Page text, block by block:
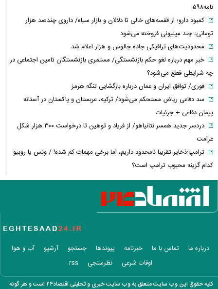
نامه۵۹۸
کمبود دارو؛ از قفسه‌های خالی تا دلالان و بازار سیاه/ داروی چندصد هزار
تومانی، چند میلیونی فروخته می‌شود
محدودیت‌های ترافیکی جاده چالوس و هزار اعلام شد
خبر مهم درباره لغو حکم بازنشستگی/ مستمری بازنشستگان تامین اجتماعی در
چه شرایطی قطع می‌شود؟
فوری/ توافق ایران و عمان درباره بازگشایی تنگه هرمز
سد دفاعی ریاض مستحکم می‌شود/ ترکیه، عربستان و پاکستان در آستانه
پیمان دفاعی + جرئیات
دردسر جدید همسر نتانیاهو/ از فریاد و توهین تا درخواست ۳۰۰ هزار شکل
غرامت
ترامپ:ذخایر تقریبا نامحدود داریم، اما برخی مهمات کم شده! / ونس یا روبیو
کدام گزینه محبوب ترامپ است؟
حزب قوات اللبنانیه؛ از همکاری با اسرائیل تا مخالفت با ایران / پرونده پیچیده
یک حزب مسیحی در بیروت
روایتی از ساختار تجارت غذایی / ایران با وجود خطر جنگ، چگونه امنیت
عجیب‌ترین داده‌های تورمی تاریخ ایران برای دهک دوم ثبت شد/ افزایش
شکاف تورمی میان دهک‌ها به ۹.۶
افزایش اندک در قیمت اونس جهانی/ پیشروی طلا چقدر شد؟
افزایش اعتبار کالابرگ جدی شد/ نشست مشترک وزارت اقتصاد و رفاه
درباره ما تماس با ما خبرنامه پیوندها جستجو آرشیو
آب و هوا
اوقات شرعی
نظرسنجی rss
کلیه حقوق این وب سایت متعلق به وب سایت خبری و تحلیلی اقتصاد۲۴ است و هر گونه